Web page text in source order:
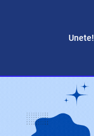
Unete!